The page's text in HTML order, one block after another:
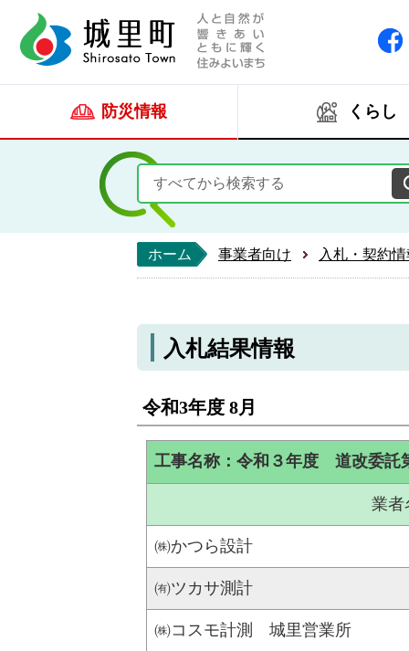
防災情報 くらし
ホーム 事業者向け 入札・契約
入札結果情報
令和3年度 8月
工事名称：令和３年度 道改委
業者
㈱かつら設計
㈲ツカサ測計
㈱コスモ計測 城里営業所